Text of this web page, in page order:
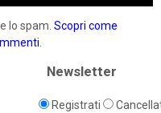
lo spam. Scopri come
.
Newsletter
Registrati